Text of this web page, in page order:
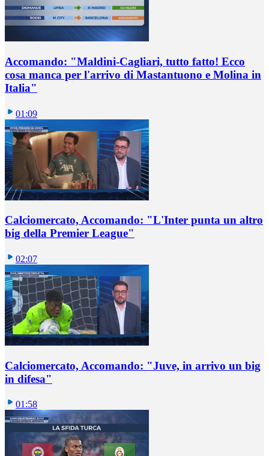
Accomando: "Maldini-Cagliari, tutto fatto! Ecco
cosa manca per l'arrivo di Mastantuono e Molina in
Italia"
01:09
Calciomercato, Accomando: "L'Inter punta un altro
big della Premier League"
02:07
Calciomercato, Accomando: "Juve, in arrivo un big
in difesa"
01:58